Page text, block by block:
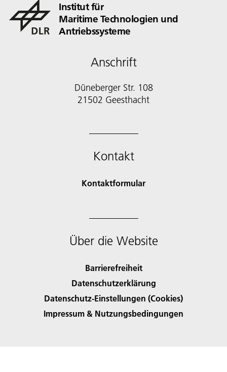
Institut für
Maritime Technologien und
Antriebssysteme
Anschrift
Düneberger Str. 108
21502 Geesthacht
Kontakt
Kontaktformular
Über die Website
Barrierefreiheit
Datenschutzerklärung
Datenschutz-Einstellungen (Cookies)
Impressum & Nutzungsbedingungen